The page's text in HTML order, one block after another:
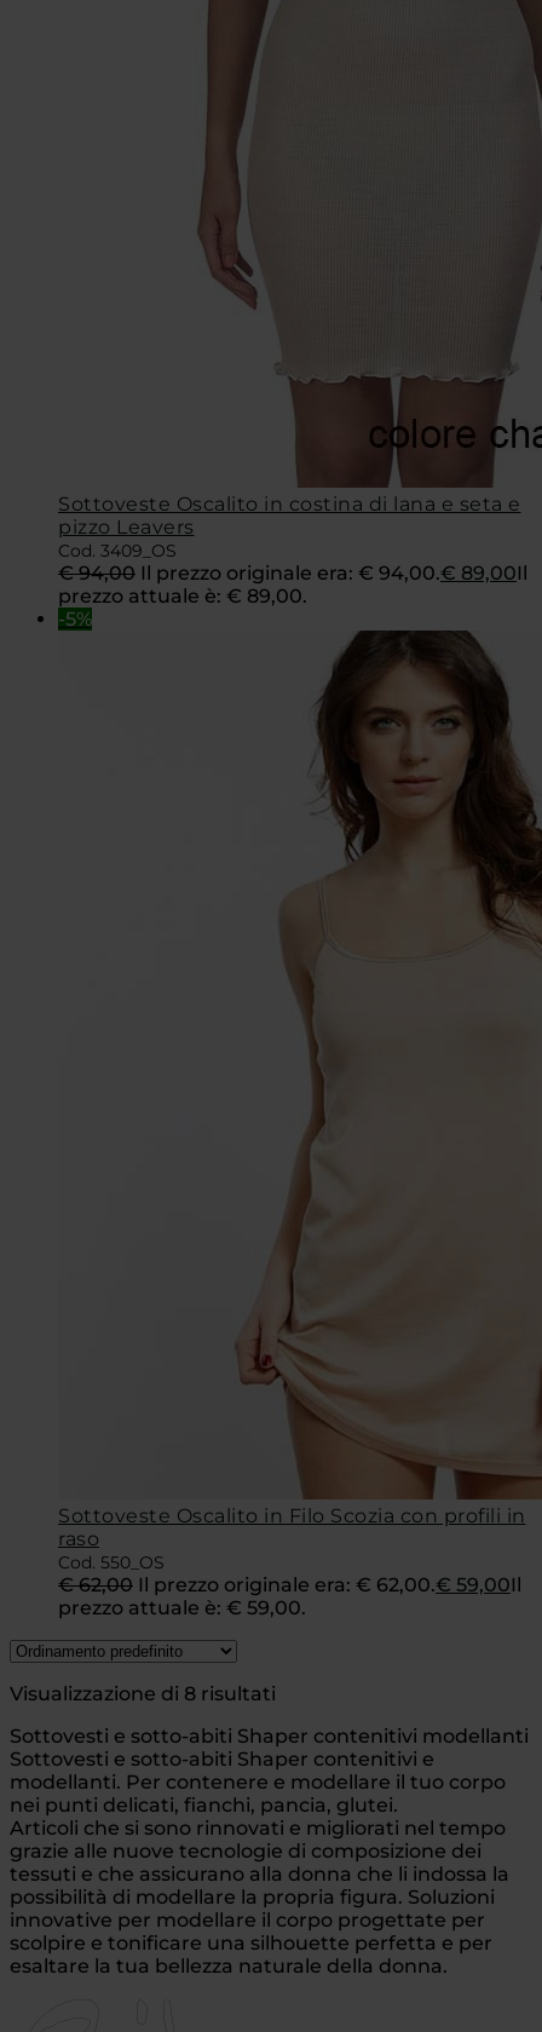
Sottoveste Oscalito in costina di lana e seta e
pizzo Leavers
Cod. 3409_OS
€94,00 Il prezzo originale era: € 94,00.€ 89,00Il
prezzo attuale è: € 89,00.
-5%
Sottoveste Oscalito in Filo Scozia con profili in
raso
Cod. 550_OS
€62,00 Il prezzo originale era: € 62,00.€ 59,00Il
prezzo attuale è: € 59,00.
Visualizzazione di 8 risultati
Sottovesti e sotto-abiti Shaper contenitivi modellanti
Sottovesti e sotto-abiti Shaper contenitivi e
modellanti. Per contenere e modellare il tuo corpo
nei punti delicati, fianchi, pancia, glutei.
Articoli che si sono rinnovati e migliorati nel tempo
grazie alle nuove tecnologie di composizione dei
tessuti e che assicurano alla donna che li indossa la
possibilità di modellare la propria figura. Soluzioni
innovative per modellare il corpo progettate per
scolpire e tonificare una silhouette perfetta e per
esaltare la tua bellezza naturale della donna.